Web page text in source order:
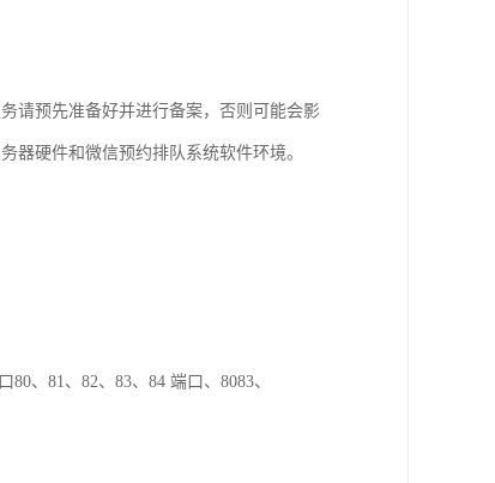
请预先准备好并进行备案，否则可能会影
器硬件和微信预约排队系统软件环境。
、81、82、83、84 端口、8083、